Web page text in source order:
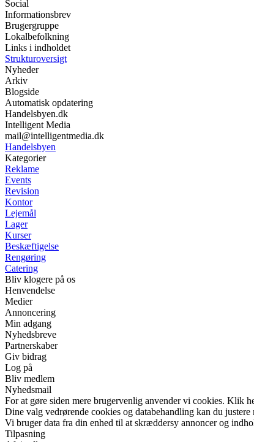
Social
Informationsbrev
Brugergruppe
Lokalbefolkning
Links i indholdet
Strukturoversigt
Nyheder
Arkiv
Blogside
Automatisk opdatering
Handelsbyen.dk
Intelligent Media
mail@intelligentmedia.dk
Handelsbyen
Kategorier
Reklame
Events
Revision
Kontor
Lejemål
Lager
Kurser
Beskæftigelse
Rengøring
Catering
Bliv klogere på os
Henvendelse
Medier
Annoncering
Min adgang
Nyhedsbreve
Partnerskaber
Giv bidrag
Log på
Bliv medlem
Nyhedsmail
For at gøre siden mere brugervenlig anvender vi cookies. Klik
Dine valg vedrørende cookies og databehandling kan du
Vi bruger data fra din enhed til at skræddersy annoncer og
Tilpasning